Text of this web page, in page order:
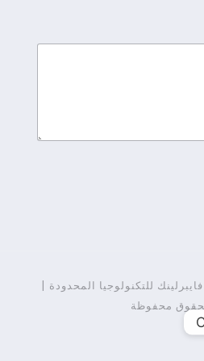
فايبرلينك للتكنولوجيا المحدودة |
محفوظة